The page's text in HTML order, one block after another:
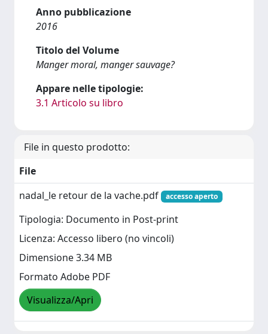
Anno pubblicazione
2016
Titolo del Volume
Manger moral, manger sauvage?
Appare nelle tipologie:
3.1 Articolo su libro
File in questo prodotto:
File
nadal_le retour de la vache.pdf
accesso aperto
Tipologia: Documento in Post-print
Licenza: Accesso libero (no vincoli)
Dimensione 3.34 MB
Formato Adobe PDF
Visualizza/Apri